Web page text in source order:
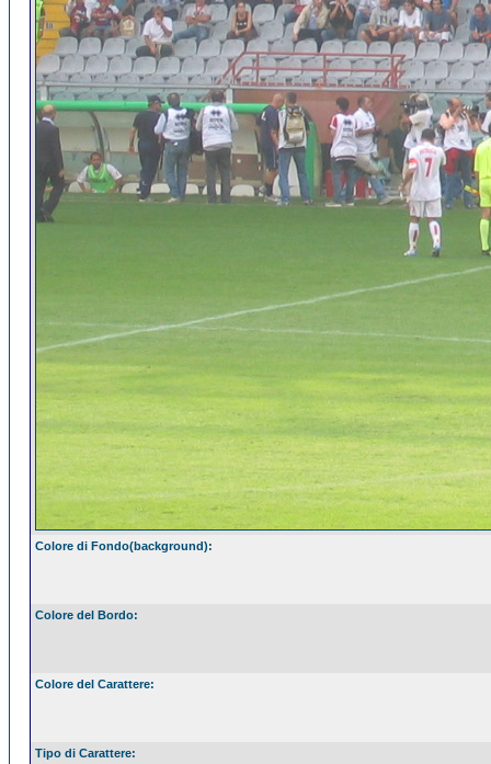
Colore di Fondo(background):
Colore del Bordo:
Colore del Carattere:
Tipo di Carattere: